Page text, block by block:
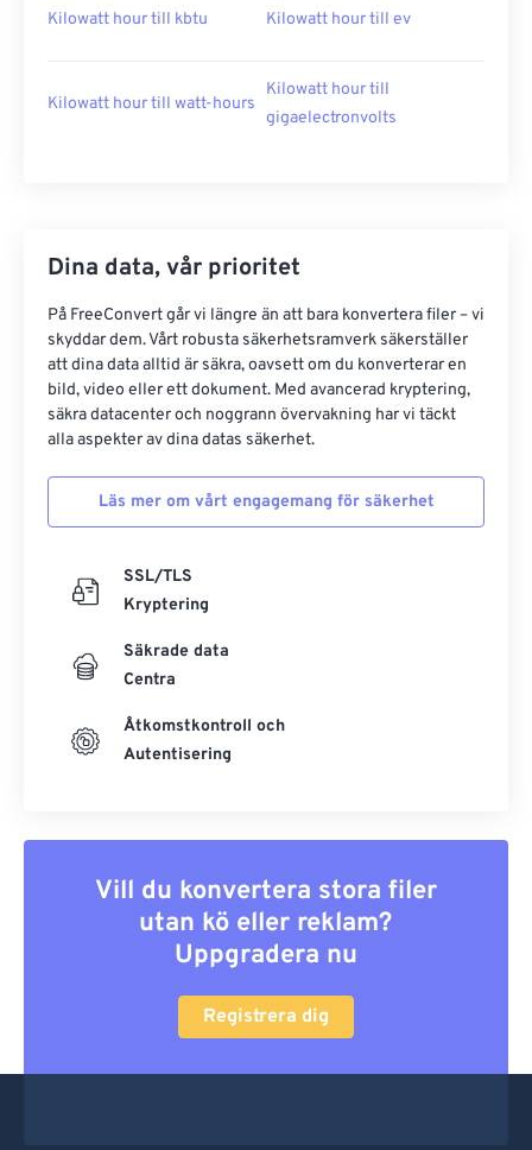
Kilowatt hour till kbtu Kilowatt hour till ev
Kilowatt hour till watt-hours
Kilowatt hour till
gigaelectronvolts
Dina data, vår prioritet
På FreeConvert går vi längre än att bara konvertera filer – vi
skyddar dem. Vårt robusta säkerhetsramverk säkerställer
att dina data alltid är säkra, oavsett om du konverterar en
bild, video eller ett dokument. Med avancerad kryptering,
säkra datacenter och noggrann övervakning har vi täckt
alla aspekter av dina datas säkerhet.
Läs mer om vårt engagemang för säkerhet
SSL/TLS
Kryptering
Säkrade data
Centra
Åtkomstkontroll och
Autentisering
Vill du konvertera stora filer
utan kö eller reklam?
Uppgradera nu
Registrera dig